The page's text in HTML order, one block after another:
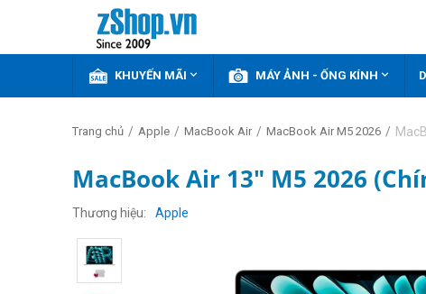
KHUYẾN MÃI  MÁY ẢNH - ỐNG KÍNH 
Trang chủ / Apple / MacBook Air / MacBook Air M5 2026 /
MacBook Air 13" M5 2026
Thương hiệu Apple